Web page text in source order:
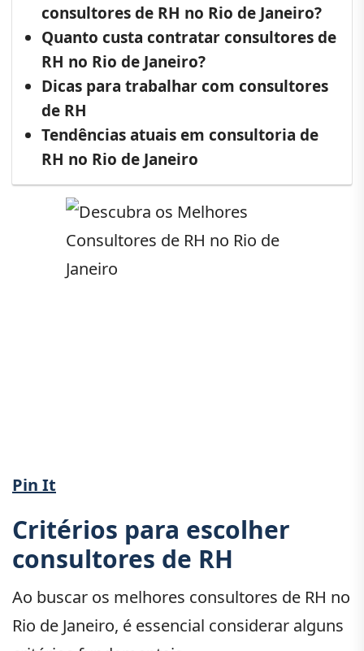
consultores de RH no Rio de Janeiro?
Quanto custa contratar consultores de
RH no Rio de Janeiro?
Dicas para trabalhar com consultores
de RH
Tendências atuais em consultoria de
RH no Rio de Janeiro
Pin It
Critérios para escolher
consultores de RH
Ao buscar os melhores consultores de RH no
Rio de Janeiro, é essencial considerar alguns